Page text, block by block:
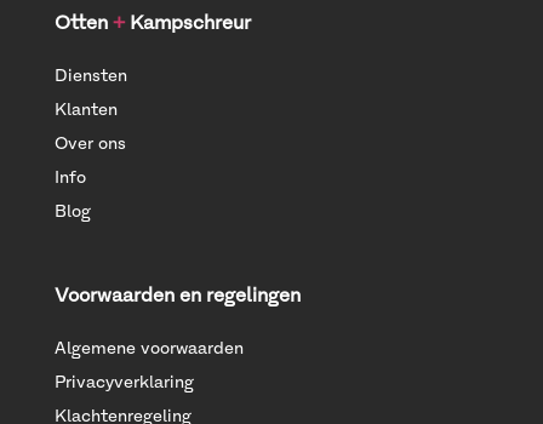
Otten +Kampschreur
Diensten
Klanten
Over ons
Info
Blog
Voorwaarden en regelingen
Algemene voorwaarden
Privacyverklaring
Klachtenregeling